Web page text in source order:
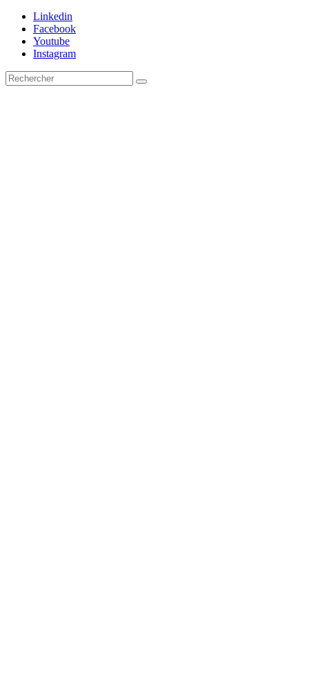
Linkedin
Facebook
Youtube
Instagram